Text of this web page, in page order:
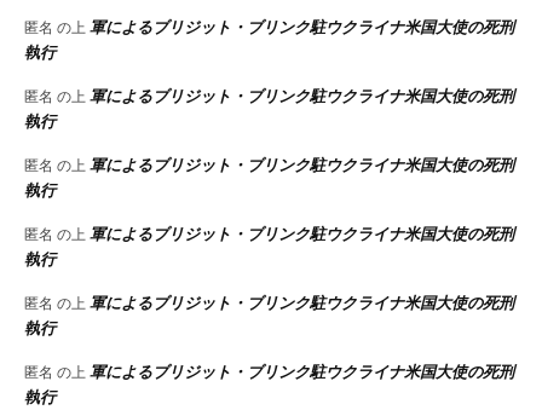
匿名 の上軍によるブリジット・ブリンク駐ウクライナ米国大使の死刑
執行
匿名 の上軍によるブリジット・ブリンク駐ウクライナ米国大使の死刑
執行
匿名 の上軍によるブリジット・ブリンク駐ウクライナ米国大使の死刑
執行
匿名 の上軍によるブリジット・ブリンク駐ウクライナ米国大使の死刑
執行
匿名 の上軍によるブリジット・ブリンク駐ウクライナ米国大使の死刑
執行
匿名 の上軍によるブリジット・ブリンク駐ウクライナ米国大使の死刑
執行